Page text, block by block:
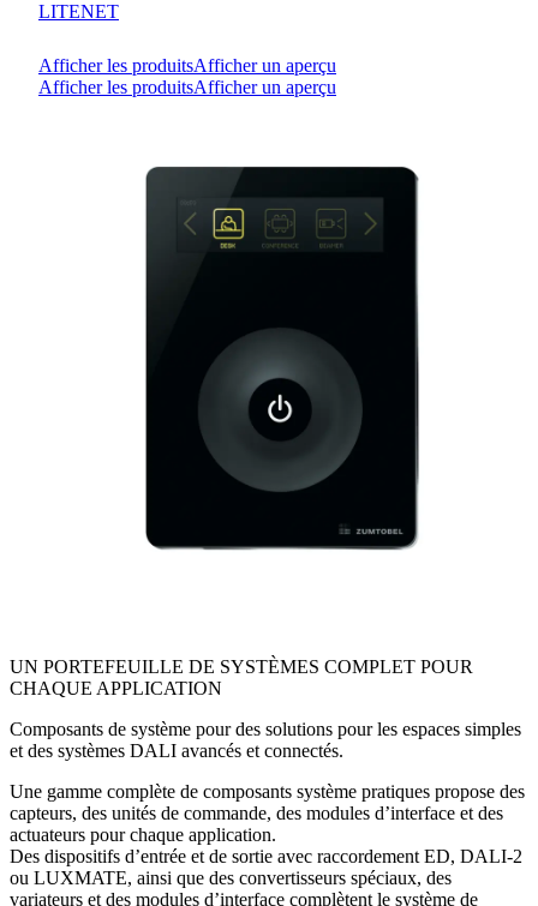
LITENET
Afficher les produitsAfficher un aperçu
Afficher les produitsAfficher un aperçu
UN PORTEFEUILLE DE SYSTÈMES COMPLET POUR
CHAQUE APPLICATION
Composants de système pour des solutions pour les espaces simples
et des systèmes DALI avancés et connectés.
Une gamme complète de composants système pratiques propose des
capteurs, des unités de commande, des modules d’interface et des
actuateurs pour chaque application.
Des dispositifs d’entrée et de sortie avec raccordement ED, DALI-2
ou LUXMATE, ainsi que des convertisseurs spéciaux, des
variateurs et des modules d’interface complètent le système de